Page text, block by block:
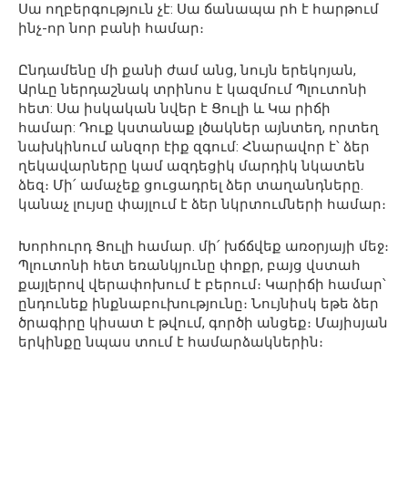
Սա ողբերգություն չէ: Սա ճանապա րհ է հարթում
ինչ-որ նոր բանի համար։
Ընդամենը մի քանի ժամ անց, նույն երեկոյան,
Արևը ներդաշնակ տրինոս է կազմում Պլուտոնի
հետ: Սա իսկական նվեր է Ցուլի և Կա րիճի
համար: Դուք կստանաք լծակներ այնտեղ, որտեղ
նախկինում անզոր էիք զգում: Հնարավոր է՝ ձեր
ղեկավարները կամ ազդեցիկ մարդիկ նկատեն
ձեզ։ Մի՛ ամաչեք ցուցադրել ձեր տաղանդները.
կանաչ լույսը փայլում է ձեր նկրտումների համար։
Խորհուրդ Ցուլի համար. մի՛ խճճվեք առօրյայի մեջ։
Պլուտոնի հետ եռանկյունը փոքր, բայց վստահ
քայլերով վերափոխում է բերում։ Կարիճի համար՝
ընդունեք ինքնաբուխությունը։ Նույնիսկ եթե ձեր
ծրագիրը կիսատ է թվում, գործի անցեք։ Մայիսյան
երկինքը նպաս տում է համարձակներին։